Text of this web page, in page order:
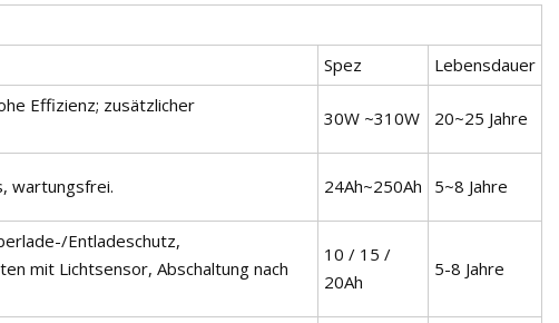
Spez Lebensdauer
Effizienz; zusätzlicher
30W ~310W 20~25 Jahre
wartungsfrei. 24Ah~250Ah 5~8 Jahre
Entladeschutz,
mit Lichtsensor, Abschaltung nach
10 / 15 /
20Ah
5-8 Jahre